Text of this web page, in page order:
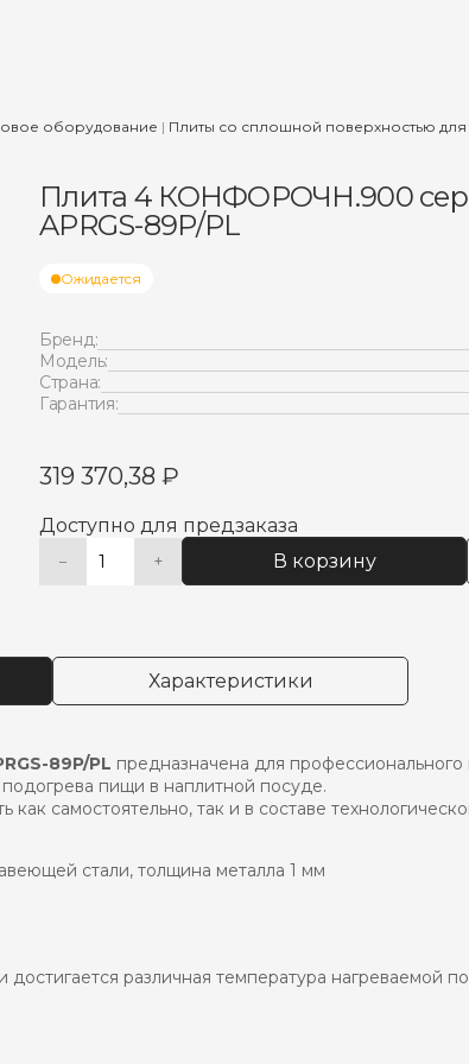
оборудование | Плиты со сплошной поверхностью для
Плита 4 КОНФОРОЧН.900 сер.
APRGS-89P/PL
Ожидается
Бренд:
Модель:
Страна:
Гарантия:
319 370,38 ₽
Доступно для предзаказа
−
Количество
КОНФОРОЧН.900
APACH
89P/PL
+ В корзину
Alternative:
Характеристики
89P/PL предназначена для
пищи в наплитной посуде.
самостоятельно, так и в составе
стали, толщина металла 1 мм
различная температура нагреваемой